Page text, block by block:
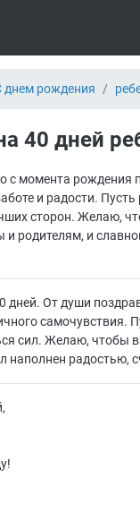
днем рождения
40 дней
с момента
и радости.
сторон. Желаю,
и родителям, и
дней. От души
сил. Желаю, чтобы
наполнен радостью,